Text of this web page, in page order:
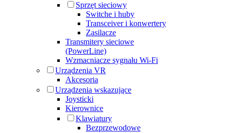
Sprzęt sieciowy
Switche i huby
Transceiver i konwertery
Zasilacze
Transmitery sieciowe
(PowerLine)
Wzmacniacze sygnału Wi-Fi
Urządzenia VR
Akcesoria
Urządzenia wskazujące
Joysticki
Kierownice
Klawiatury
Bezprzewodowe